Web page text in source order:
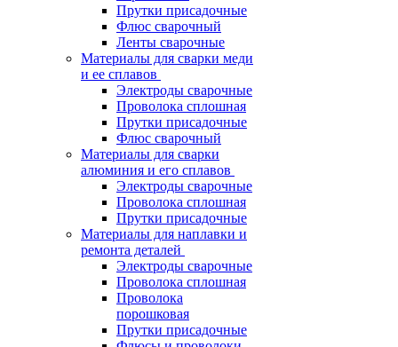
Прутки присадочные
Флюс сварочный
Ленты сварочные
Материалы для сварки меди
и ее сплавов
Электроды сварочные
Проволока сплошная
Прутки присадочные
Флюс сварочный
Материалы для сварки
алюминия и его сплавов
Электроды сварочные
Проволока сплошная
Прутки присадочные
Материалы для наплавки и
ремонта деталей
Электроды сварочные
Проволока сплошная
Проволока
порошковая
Прутки присадочные